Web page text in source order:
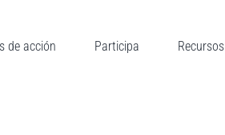
de acción Participa Recursos